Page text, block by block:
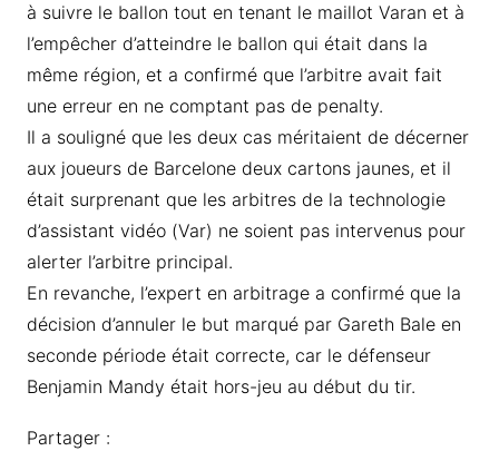
à suivre le ballon tout en tenant le maillot Varan et à
l’empêcher d’atteindre le ballon qui était dans la
même région, et a confirmé que l’arbitre avait fait
une erreur en ne comptant pas de penalty.
Il a souligné que les deux cas méritaient de décerner
aux joueurs de Barcelone deux cartons jaunes, et il
était surprenant que les arbitres de la technologie
d’assistant vidéo (Var) ne soient pas intervenus pour
alerter l’arbitre principal.
En revanche, l’expert en arbitrage a confirmé que la
décision d’annuler le but marqué par Gareth Bale en
seconde période était correcte, car le défenseur
Benjamin Mandy était hors-jeu au début du tir.
Partager :